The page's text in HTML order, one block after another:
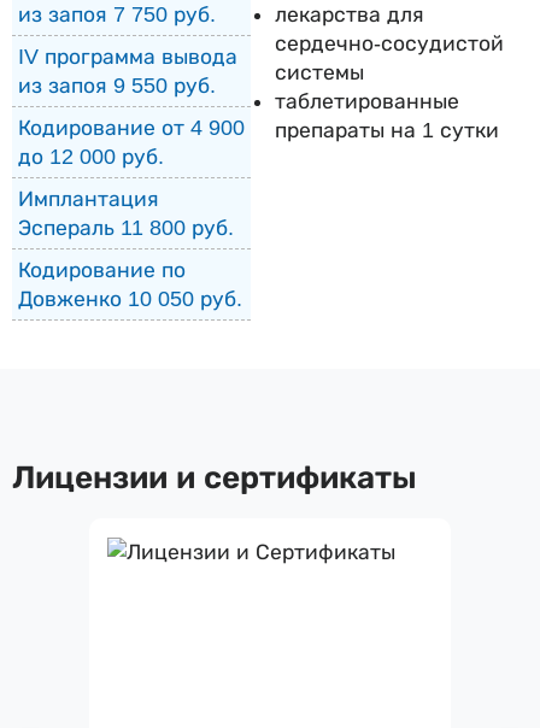
из запоя 7 750 руб.
IV программа вывода
из запоя 9 550 руб.
Кодирование от 4 900
до 12 000 руб.
Имплантация
Эспераль 11 800 руб.
Кодирование по
Довженко 10 050 руб.
лекарства для
сердечно-сосудистой
системы
таблетированные
препараты на 1 сутки
Лицензии и сертификаты